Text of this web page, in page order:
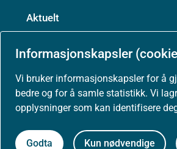
Informasjonskapsler
Vi bruker informasjonskapsler for å
bedre og for å samle statistikk. Vi
opplysninger som kan identifisere
Godta Kun nødvendige
Aktuelt
Nyheter
Arrangementer
Høringer
Presse